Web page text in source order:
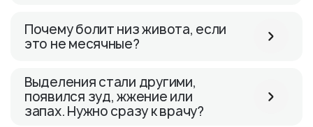
Почему болит низ живота, если
это не месячные?
Выделения стали другими,
появился зуд, жжение или
запах. Нужно сразу к врачу?